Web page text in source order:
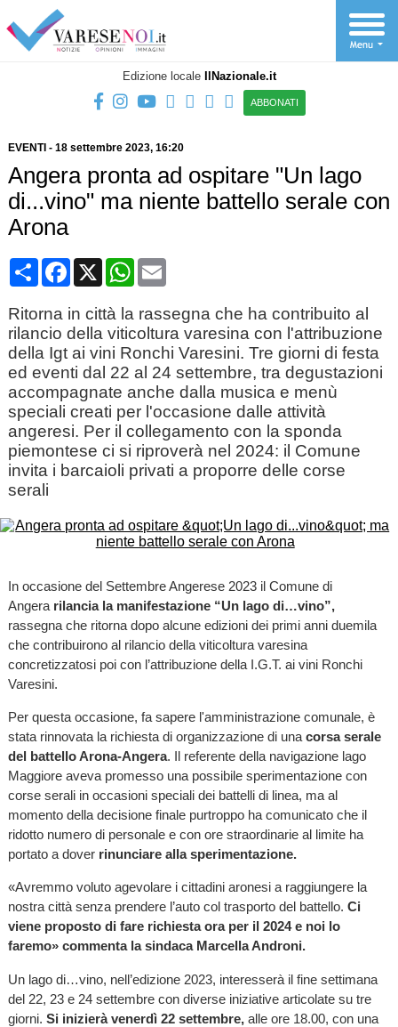
Edizione locale IlNazionale.it
ABBONATI
EVENTI - 18 settembre 2023, 16:20
Angera pronta ad ospitare "Un lago
di...vino" ma niente battello serale con
Arona
CondividiFacebook
X WhatsApp
Email
Ritorna in città la rassegna che ha contribuito al
rilancio della viticoltura varesina con l'attribuzione
della Igt ai vini Ronchi Varesini. Tre giorni di festa
ed eventi dal 22 al 24 settembre, tra degustazioni
accompagnate anche dalla musica e menù
speciali creati per l'occasione dalle attività
angeresi. Per il collegamento con la sponda
piemontese ci si riproverà nel 2024: il Comune
invita i barcaioli privati a proporre delle corse
serali
In occasione del Settembre Angerese 2023 il Comune di
Angera rilancia la manifestazione “Un lago di…vino”,
rassegna che ritorna dopo alcune edizioni dei primi anni duemila
che contribuirono al rilancio della viticoltura varesina
concretizzatosi poi con l’attribuzione della I.G.T. ai vini Ronchi
Varesini.
Per questa occasione, fa sapere l'amministrazione comunale, è
stata rinnovata la richiesta di organizzazione di una corsa serale
del battello Arona-Angera. Il referente della navigazione lago
Maggiore aveva promesso una possibile sperimentazione con
corse serali in occasioni speciali dei battelli di linea, ma al
momento della decisione finale purtroppo ha comunicato che il
ridotto numero di personale e con ore straordinarie al limite ha
portato a dover rinunciare alla sperimentazione.
«Avremmo voluto agevolare i cittadini aronesi a raggiungere la
nostra città senza prendere l’auto col trasporto del battello. Ci
viene proposto di fare richiesta ora per il 2024 e noi lo
faremo» commenta la sindaca Marcella Androni.
Un lago di…vino, nell’edizione 2023, interesserà il fine settimana
del 22, 23 e 24 settembre con diverse iniziative articolate su tre
giorni. Si inizierà venerdì 22 settembre,alle ore 18.00, con una